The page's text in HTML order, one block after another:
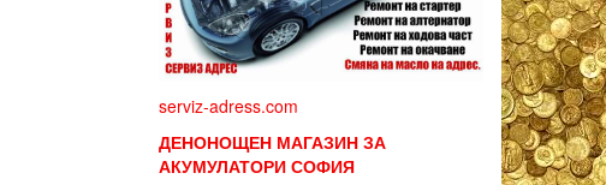
serviz-adress.com
ДЕНОНОЩЕН МАГАЗИН ЗА
АКУМУЛАТОРИ СОФИЯ